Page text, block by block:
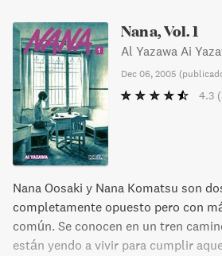
Nana, Vol. 1
Al Yazawa Ai
Dec 06, 2005 (
4.3
Nana Oosaki y Nana Komatsu son
completamente opuesto pero con
común. Se conocen en un tren
están yendo a vivir para cumplir